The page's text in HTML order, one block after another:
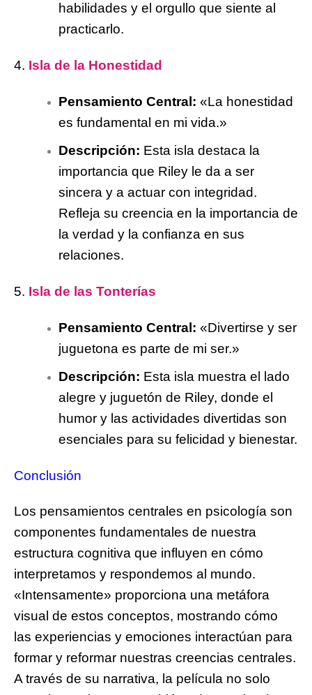
habilidades y el orgullo que siente al
practicarlo.
4. Isla de la Honestidad
Pensamiento Central: «La honestidad
es fundamental en mi vida.»
Descripción: Esta isla destaca la
importancia que Riley le da a ser
sincera y a actuar con integridad.
Refleja su creencia en la importancia de
la verdad y la confianza en sus
relaciones.
5. Isla de las Tonterías
Pensamiento Central: «Divertirse y ser
juguetona es parte de mi ser.»
Descripción: Esta isla muestra el lado
alegre y juguetón de Riley, donde el
humor y las actividades divertidas son
esenciales para su felicidad y bienestar.
Conclusión
Los pensamientos centrales en psicología son
componentes fundamentales de nuestra
estructura cognitiva que influyen en cómo
interpretamos y respondemos al mundo.
«Intensamente» proporciona una metáfora
visual de estos conceptos, mostrando cómo
las experiencias y emociones interactúan para
formar y reformar nuestras creencias centrales.
A través de su narrativa, la película no solo